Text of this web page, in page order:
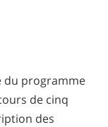
du programme
de cinq
des